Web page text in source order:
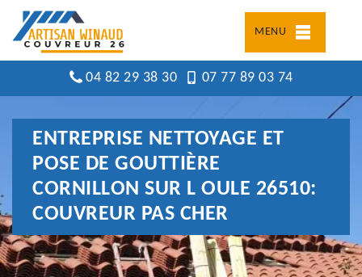
MENU
04 82 29 38 30 07 77 89 03 74
ENTREPRISE NETTOYAGE ET
POSE DE GOUTTIÈRE
CORNILLON SUR L OULE 26510:
COUVREUR PAS CHER